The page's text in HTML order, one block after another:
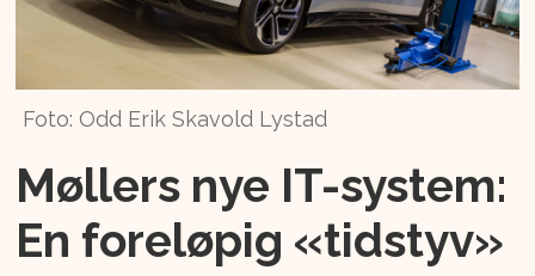
Foto: Odd Erik Skavold Lystad
Møllers nye IT-system:
En foreløpig «tidstyv»